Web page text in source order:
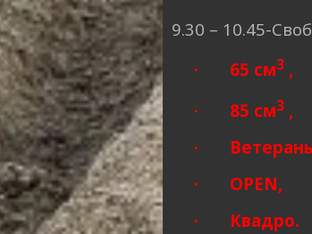
9.30 – 10.45-
· 65 см3 ,
· 85 см3 ,
·
· OPEN,
·
Квадро.